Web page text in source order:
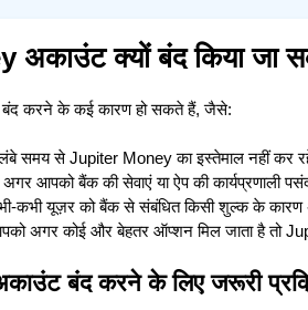
क्यों बंद किया जा
करने के कई कारण हो सकते हैं, जैसे:
समय से Jupiter Money का इस्तेमाल नहीं कर
आपको बैंक की सेवाएं या ऐप की कार्यप्रणाली
कभी यूज़र को बैंक से संबंधित किसी शुल्क के कारण
अगर कोई और बेहतर ऑप्शन मिल जाता है तो
बंद करने के लिए जरूरी